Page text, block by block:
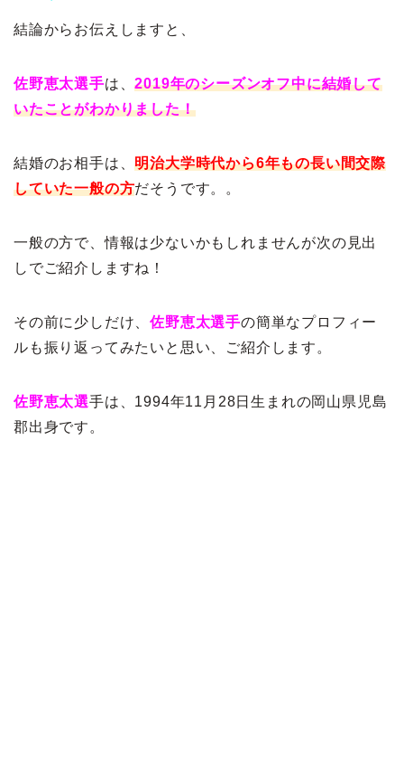
結論からお伝えしますと、
佐野恵太選手は、2019年のシーズンオフ中に結婚して
いたことがわかりました！
結婚のお相手は、明治大学時代から6年もの長い間交際
していた一般の方だそうです。。
一般の方で、情報は少ないかもしれませんが次の見出
しでご紹介しますね！
その前に少しだけ、佐野恵太選手の簡単なプロフィー
ルも振り返ってみたいと思い、ご紹介します。
佐野恵太選手は、1994年11月28日生まれの岡山県児島
郡出身です。